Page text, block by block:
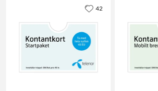
42